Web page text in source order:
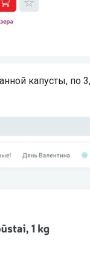
капусты, по